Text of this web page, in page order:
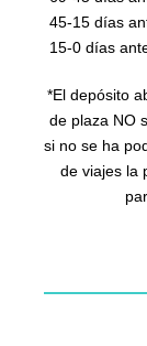
45-15 días
15-0 días
*El depósito
de plaza NO
si no se ha
de viajes la